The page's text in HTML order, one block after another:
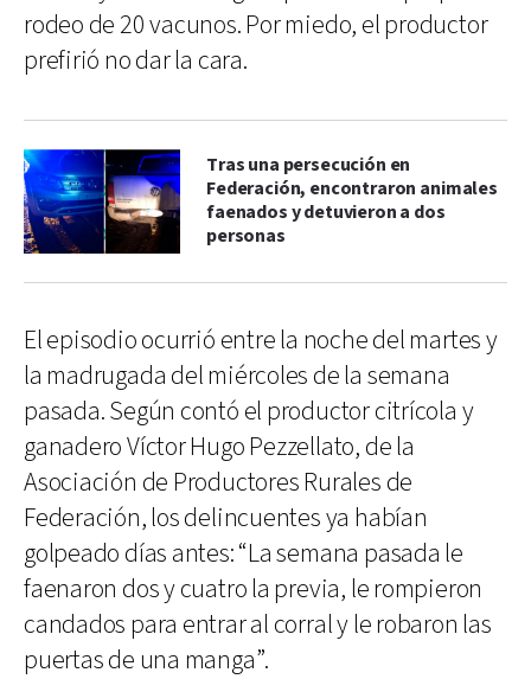
rodeo de 20 vacunos. Por miedo, el productor
prefirió no dar la cara.
Tras una persecución en
Federación, encontraron animales
faenados y detuvieron a dos
personas
El episodio ocurrió entre la noche del martes y
la madrugada del miércoles de la semana
pasada. Según contó el productor citrícola y
ganadero Víctor Hugo Pezzellato, de la
Asociación de Productores Rurales de
Federación, los delincuentes ya habían
golpeado días antes: “La semana pasada le
faenaron dos y cuatro la previa, le rompieron
candados para entrar al corral y le robaron las
puertas de una manga”.